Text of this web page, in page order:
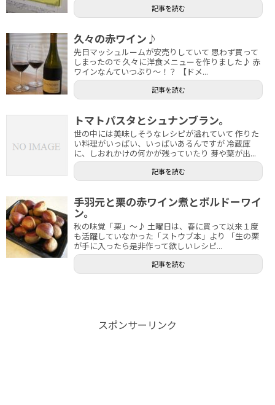
記事を読む
久々の赤ワイン♪
先日マッシュルームが安売りしていて 思わず買って
しまったので 久々に洋食メニューを作りました♪ 赤
ワインなんていつぶり～！？ 【ドメ...
記事を読む
トマトパスタとシュナンブラン。
世の中には美味しそうなレシピが溢れていて 作りた
い料理がいっぱい、いっぱいあるんですが 冷蔵庫
に、しおれかけの何かが残っていたり 芽や葉が出...
記事を読む
手羽元と栗の赤ワイン煮とボルドーワイ
ン。
秋の味覚「栗」～♪ 土曜日は、春に買って以来１度
も活躍していなかった「ストウブ本」より 「生の栗
が手に入ったら是非作って欲しいレシピ...
記事を読む
スポンサーリンク